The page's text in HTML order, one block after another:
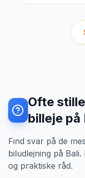
Ofte
billeje på
Find svar på de
biludlejning på
og praktiske råd.